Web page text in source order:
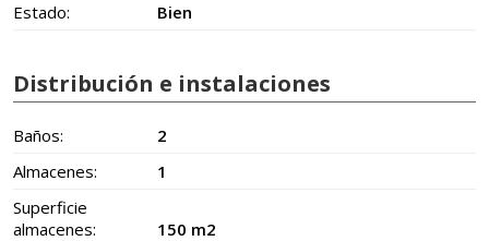
Estado:
Bien
Distribución e instalaciones
Baños:
2
Almacenes:
1
Superficie
almacenes:
150 m2